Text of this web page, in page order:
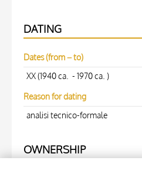
DATING
Dates (from – to)
XX (1940 ca. - 1970 ca. )
Reason for dating
analisi tecnico-formale
OWNERSHIP